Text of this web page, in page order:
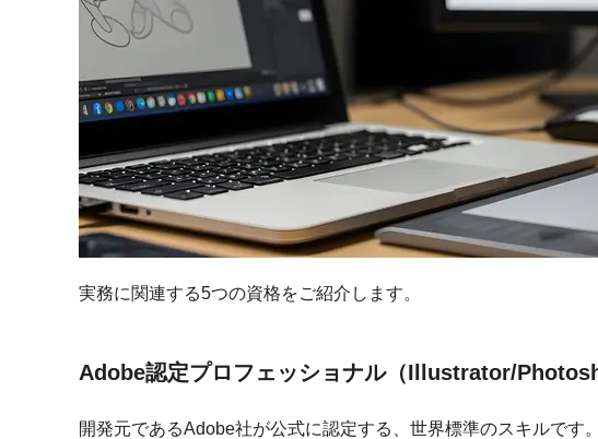
実務に関連する5つの資格をご紹介します。
Adobe認定プロフェッショナル（Illustrator/
開発元であるAdobe社が公式に認定する、世界標準のスキルです